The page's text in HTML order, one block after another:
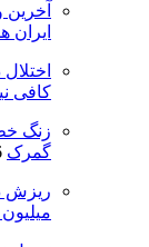
ایران
کافی
زنگ
گمرک